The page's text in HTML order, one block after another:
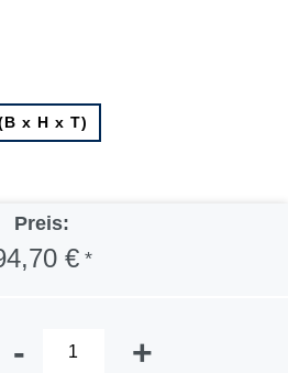
x H x T)
Preis:
€*
- +